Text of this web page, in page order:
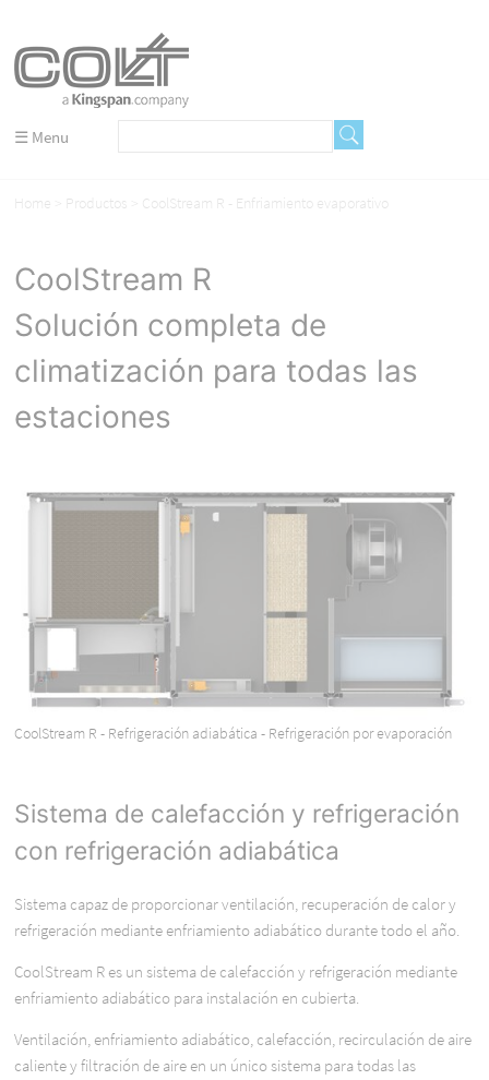
☰ Menu
Home Productos CoolStream R - Enfriamiento evaporativo
CoolStream R
Solución completa de
climatización para todas las
estaciones
CoolStream R - Refrigeración adiabática - Refrigeración por evaporación
Sistema de calefacción y refrigeración
con refrigeración adiabática
Sistema capaz de proporcionar ventilación, recuperación de calor y
refrigeración mediante enfriamiento adiabático durante todo el año.
CoolStream R es un sistema de calefacción y refrigeración mediante
enfriamiento adiabático para instalación en cubierta.
Ventilación, enfriamiento adiabático, calefacción, recirculación de aire
caliente y filtración de aire en un único sistema para todas las